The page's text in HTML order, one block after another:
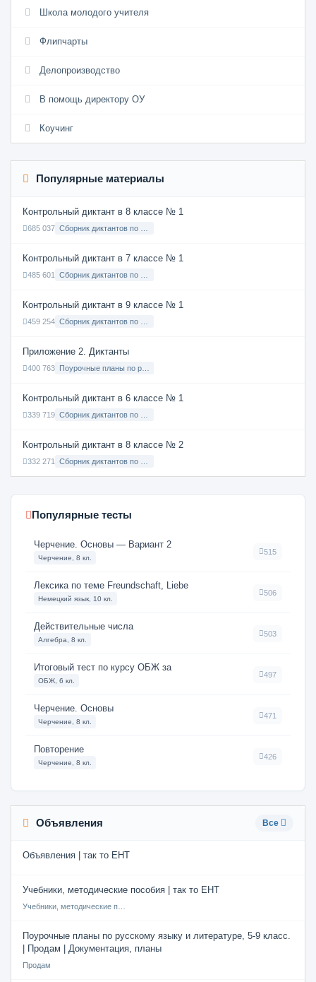
Школа молодого учителя
Флипчарты
Делопроизводство
В помощь директору ОУ
Коучинг
Популярные материалы
Контрольный диктант в 8 классе № 1
685 037
Контрольный диктант в 7 классе № 1
485 601
Контрольный диктант в 9 классе № 1
459 254
Приложение 2. Диктанты
400 763
Контрольный диктант в 6 классе № 1
339 719
Контрольный диктант в 8 классе № 2
332 271
Популярные тесты
Черчение. Основы — Вариант 2
Черчение, 8 кл.
515
Лексика по теме Freundschaft, Liebe
Немецкий язык, 10 кл.
506
Действительные числа
Алгебра, 8 кл.
503
Итоговый тест по курсу ОБЖ за
ОБЖ, 6 кл.
497
Черчение. Основы
Черчение, 8 кл.
471
Повторение
Черчение, 8 кл.
426
Объявления Все
Объявления | так то ЕНТ
Учебники, методические пособия | так то ЕНТ
Поурочные планы по русскому языку и литературе, 5-9 класс.
| Продам | Документация, планы
Продам